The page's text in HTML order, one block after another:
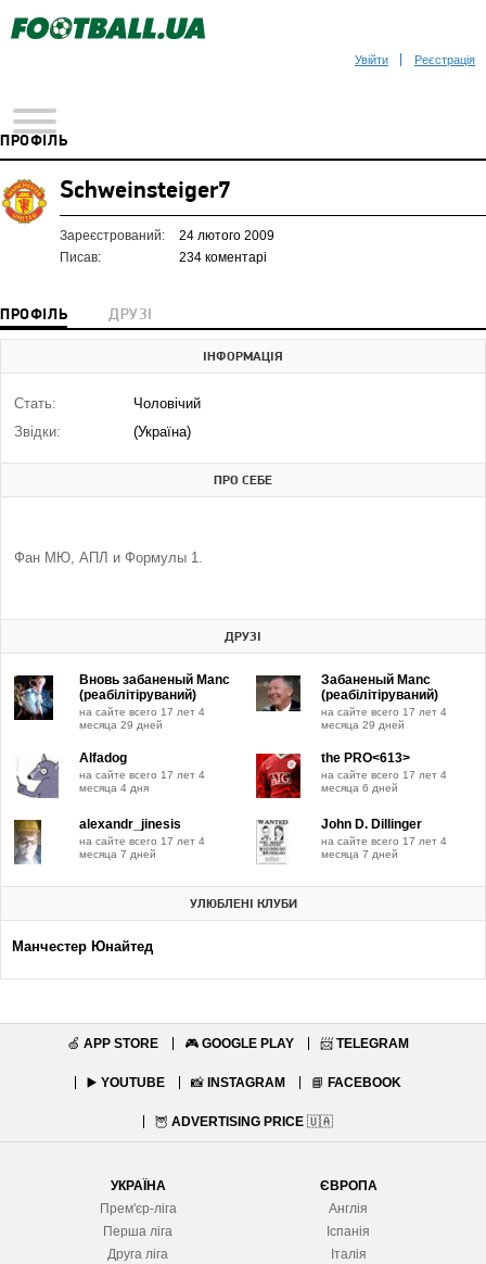
Увійти Реєстрація
ПРОФІЛЬ
Schweinsteiger7
Зареєстрований:
24 лютого 2009
Писав:
234 коментарі
ПРОФІЛЬ ДРУЗІ
ІНФОРМАЦІЯ
Стать:
Чоловічий
Звідки:
(Україна)
ПРО СЕБЕ
Фан МЮ, АПЛ и Формулы 1.
ДРУЗІ
Вновь забаненый Manc
(реабiлiтiруваний)
на сайте всего 17 лет 4
месяца 29 дней
Забаненый Manc
(реабiлiтiруваний)
на сайте всего 17 лет 4
месяца 29 дней
Alfadog
на сайте всего 17 лет 4
месяца 4 дня
the PRO<613>
на сайте всего 17 лет 4
месяца 6 дней
alexandr_jinesis
на сайте всего 17 лет 4
месяца 7 дней
John D. Dillinger
на сайте всего 17 лет 4
месяца 7 дней
УЛЮБЛЕНІ КЛУБИ
Манчестер Юнайтед
🍏 APP STORE 🎮 GOOGLE PLAY 📨 TELEGRAM
▶️ YOUTUBE 📸 INSTAGRAM 📘 FACEBOOK
🦉 ADVERTISING PRICE 🇺🇦
УКРАЇНА
Прем'єр-ліга
Перша ліга
Друга ліга
ЄВРОПА
Англія
Іспанія
Італія